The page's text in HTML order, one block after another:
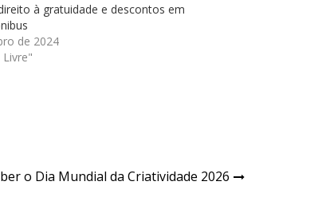
à gratuidade e descontos em
de 2024
o Dia Mundial da Criatividade 2026